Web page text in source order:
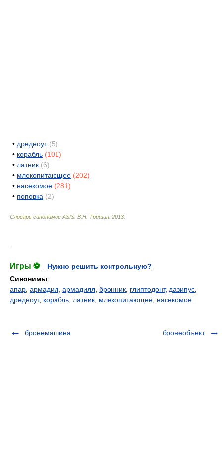
• дредноут (5)
• корабль (101)
• латник (6)
• млекопитающее (202)
• насекомое (281)
• поповка (2)
Словарь синонимов ASIS. В.Н. Тришин 2013
Игры ⚽
Нужно решить контрольную?
Синонимы:
апар армадил армадилл бронник глиптодонт, дазипус
дредноут, корабль латник млекопитающее насекомое
бронемашина бронеобъект